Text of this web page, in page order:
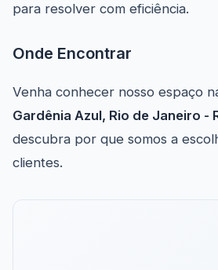
para resolver com eficiência.
Onde Encontrar
Venha conhecer nosso espaço
Gardênia Azul, Rio de Janeiro -
descubra por que somos a
clientes.